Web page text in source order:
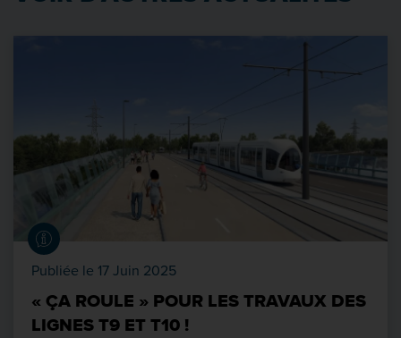
Publiée le 17 Juin 2025
« ÇA ROULE » POUR LES TRAVAUX DES
LIGNES T9 ET T10 !